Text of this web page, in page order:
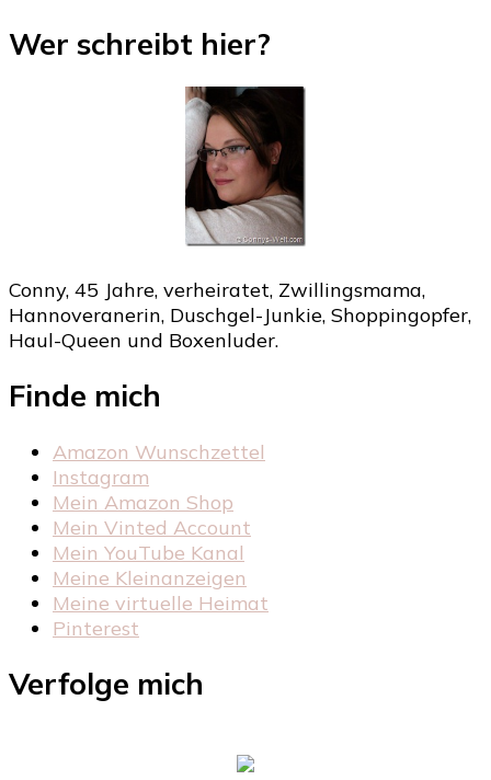
Wer schreibt hier?
Conny, 45 Jahre, verheiratet, Zwillingsmama,
Hannoveranerin, Duschgel-Junkie, Shoppingopfer,
Haul-Queen und Boxenluder.
Finde mich
Amazon Wunschzettel
Instagram
Mein Amazon Shop
Mein Vinted Account
Mein YouTube Kanal
Meine Kleinanzeigen
Meine virtuelle Heimat
Pinterest
Verfolge mich